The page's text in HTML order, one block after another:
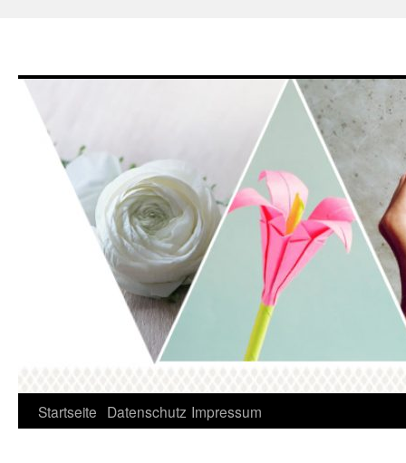
Springe
Startseite Datenschutz Impressum